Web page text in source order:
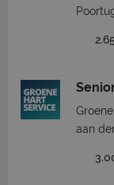
aan